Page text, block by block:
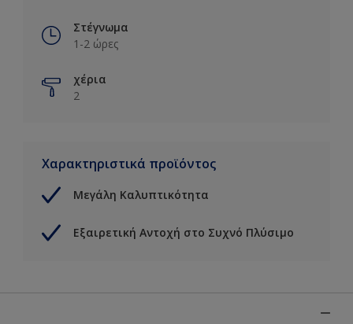
Στέγνωμα
1-2 ώρες
χέρια
2
Χαρακτηριστικά προϊόντος
Μεγάλη Καλυπτικότητα
Εξαιρετική Αντοχή στο Συχνό Πλύσιμο